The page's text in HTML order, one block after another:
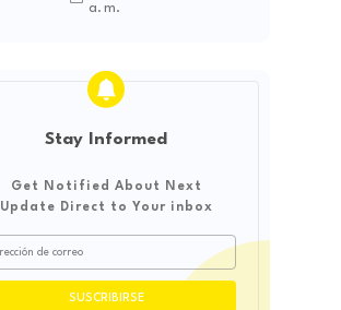
debate sobre
influencia
internacional
a. m.
Stay Informed
Get Notified About Next
Update Direct to Your inbox